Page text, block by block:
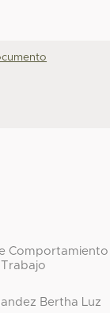
Comportamiento
Bertha Luz